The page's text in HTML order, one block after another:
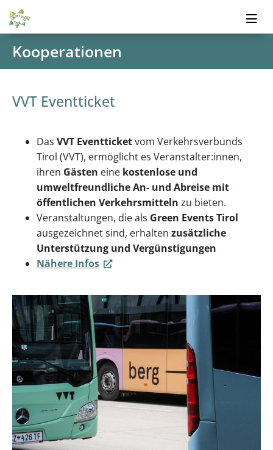
Kooperationen
VVT Eventticket
Das VVT Eventticketvom Verkehrsverbunds
Tirol (VVT), ermöglicht es Veranstalter:innen,
ihren Gästen eine kostenlose und
umweltfreundliche An- und Abreise mit
öffentlichen Verkehrsmitteln zu bieten.
Veranstaltungen, die als Green Events Tirol
ausgezeichnet sind, erhalten zusätzliche
Unterstützung und Vergünstigungen
Nähere Infos